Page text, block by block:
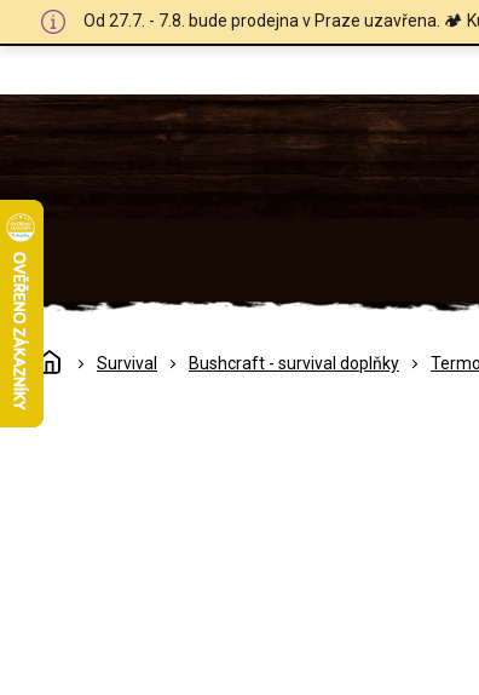
Od 27.7. - 7.8. bude prodejna v Praze uzavřena. 🏕️
DomůSurvival Bushcraft - survival doplňky